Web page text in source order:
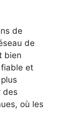
de
de
bien
et
des
où les